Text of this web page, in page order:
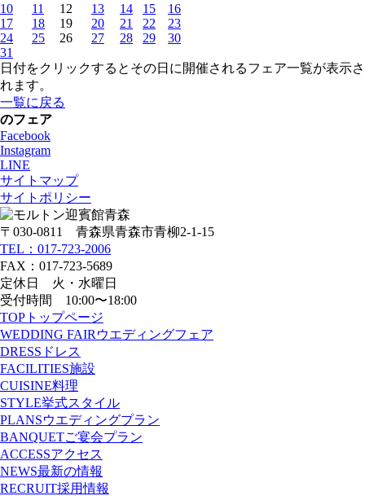
10
11 12 13 14 15
16
17
18 19 20 21 22
23
24
25 26 27 28 29
30
31
日付をクリックするとその日に開催されるフェア一覧が表示さ
れます。
一覧に戻る
のフェア
Facebook
Instagram
LINE
サイトマップ
サイトポリシー
〒030-0811 青森県青森市青柳2-1-15
TEL：017-723-2006
FAX：017-723-5689
定休日 火・水曜日
受付時間 10:00〜18:00
TOP トップページ
WEDDING FAIR ウエディングフェア
DRESS ドレス
FACILITIES施設
CUISINE料理
STYLE挙式スタイル
PLANSウエディングプラン
BANQUETご宴会プラン
ACCESSアクセス
NEWS最新の情報
RECRUIT採用情報